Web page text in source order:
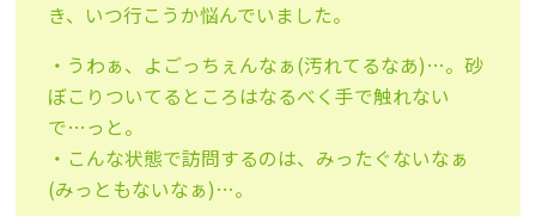
き、いつ行こうか悩んでいました。
・うわぁ、よごっちぇんなぁ(汚れてるなあ)…。砂
ぼこりついてるところはなるべく手で触れない
で…っと。
・こんな状態で訪問するのは、みったぐないなぁ
(みっともないなぁ)…。